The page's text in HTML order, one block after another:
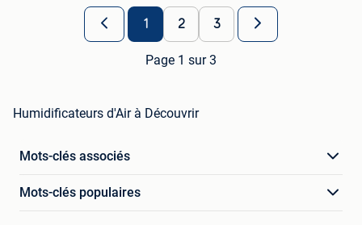
1 2 3
Page 1 sur 3
Humidificateurs d'Air à Découvrir
Mots-clés associés
Mots-clés populaires